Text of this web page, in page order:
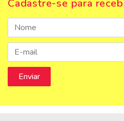
Cadastre-se para